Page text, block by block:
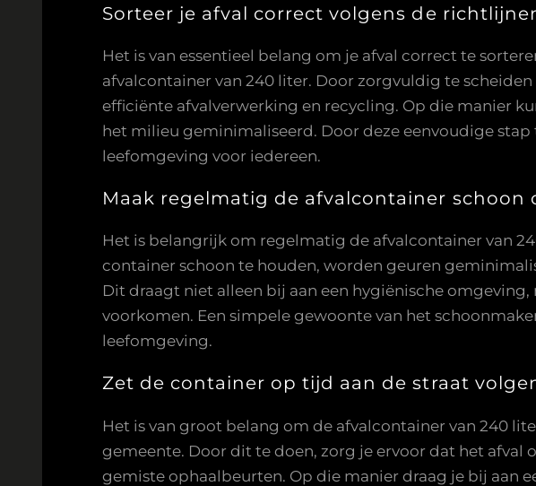
Sorteer je afval correct volgens de
Het is van essentieel belang om je afval correct te
afvalcontainer van 240 liter. Door zorgvuldig te
efficiënte afvalverwerking en recycling. Op die manier
het milieu geminimaliseerd. Door deze eenvoudige
leefomgeving voor iedereen.
Maak regelmatig de afvalcontainer
Het is belangrijk om regelmatig de afvalcontainer van
container schoon te houden, worden geuren
Dit draagt niet alleen bij aan een hygiënische
voorkomen. Een simpele gewoonte van het
leefomgeving.
Zet de container op tijd aan de straat
Het is van groot belang om de afvalcontainer van 240
gemeente. Door dit te doen, zorg je ervoor dat het
gemiste ophaalbeurten. Op die manier draag je bij aan